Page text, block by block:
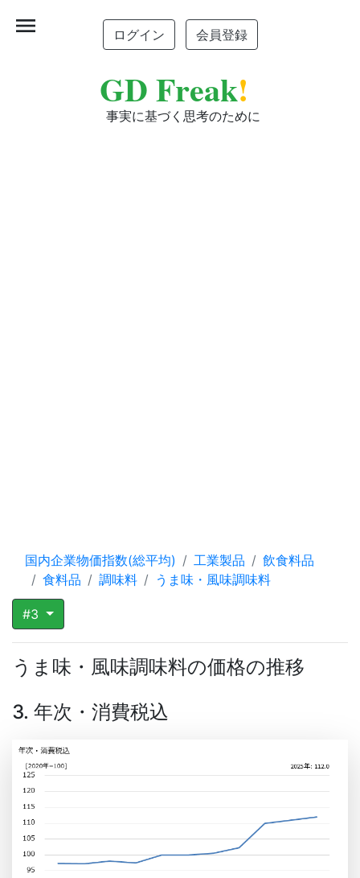
ログイン 会員登録
GD Freak!
事実に基づく思考のために
menu
国内企業物価指数(総平均) 工業製品
飲食料品
食料品
調味料 うま味・風味調味料
#3
うま味・風味調味料の価格の推移
3. 年次・消費税込